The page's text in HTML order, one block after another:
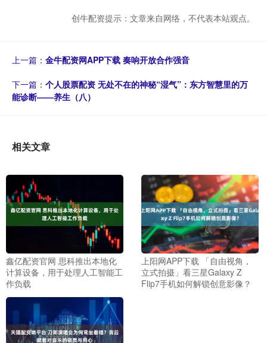
创牛配资提示：文章来自网络，不代表本站观点。
上一篇： 金牛配资网APP下载 奏响开放合作强音
下一篇： 个人股票配资 无处不在的神秘“湿气”：东方智慧里的万
能诊断——养生（八）
相关文章
鑫亿配资官网 思科推出本地化
计算设备，用于处理人工智能工
作负载
上阳网APP下载 「自由视角，
立式拍摄」看三星Galaxy Z
Flip7手机如何解锁创意影像？